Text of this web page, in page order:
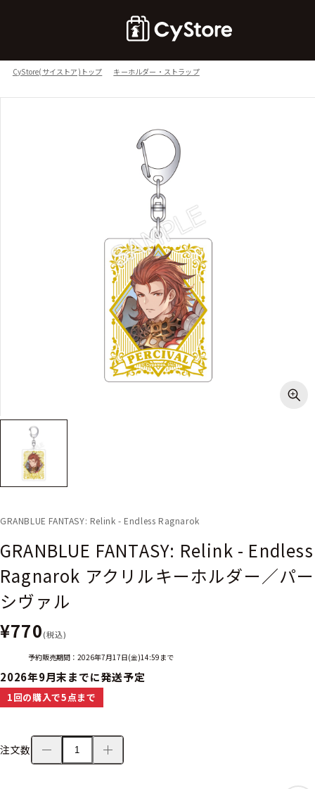
CyStore(サイストア)トップ キーホルダー・ストラップ
GRANBLUE FANTASY: Relink - Endless Ragnarok
GRANBLUE FANTASY: Relink - Endless
Ragnarok アクリルキーホルダー／パー
シヴァル
¥770(税込)
予約販売期間：2026年7月17日(金)14:59まで
2026年9月末までに発送予定
1回の購入で5点まで
注文数